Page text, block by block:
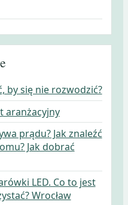
by się nie rozwodzić?
aranżacyjny
prądu? Jak znaleźć
Jak dobrać
LED. Co to jest
Wrocław